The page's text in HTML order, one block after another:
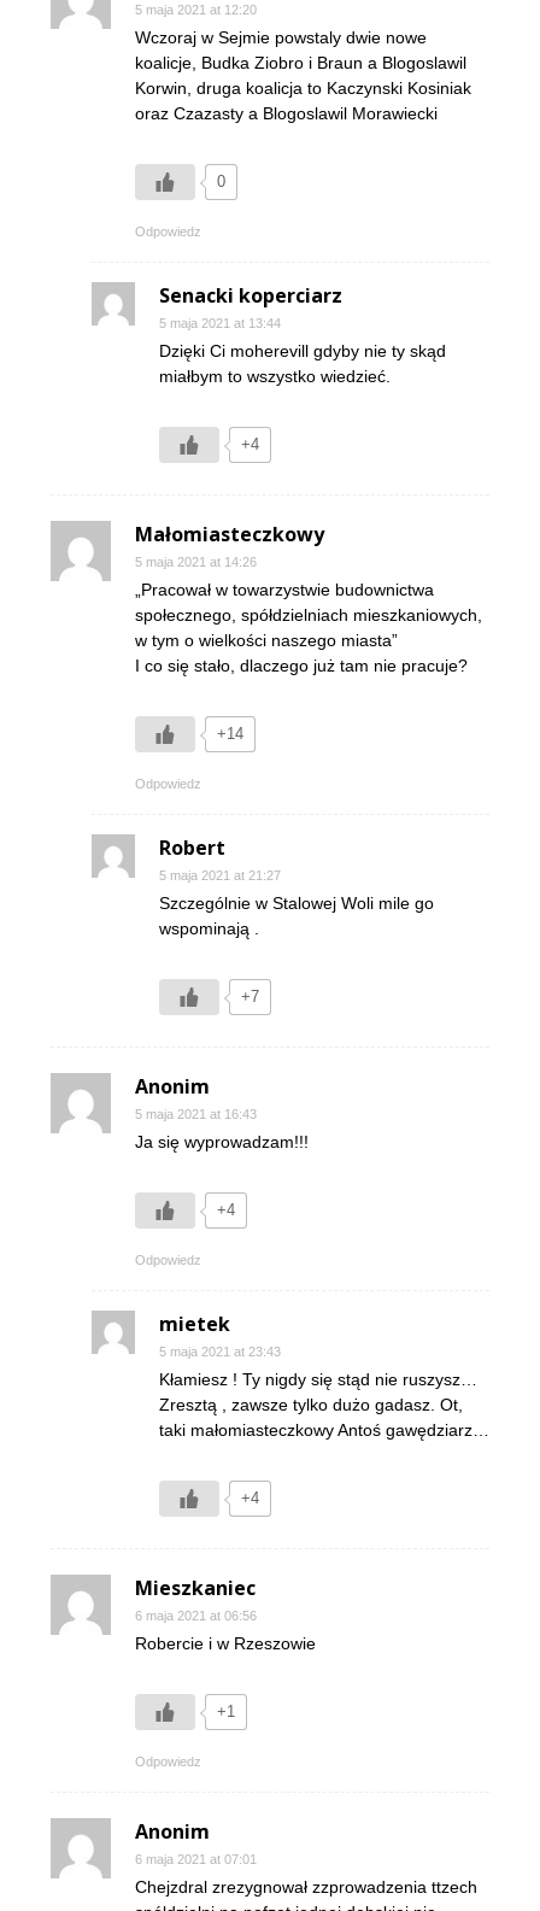
5 maja 2021 at 12:20
Wczoraj w Sejmie powstaly dwie nowe
koalicje, Budka Ziobro i Braun a Blogoslawil
Korwin, druga koalicja to Kaczynski Kosiniak
oraz Czazasty a Blogoslawil Morawiecki
0
Odpowiedz
Senacki koperciarz
5 maja 2021 at 13:44
Dzięki Ci moherevill gdyby nie ty skąd
miałbym to wszystko wiedzieć.
+4
Małomiasteczkowy
5 maja 2021 at 14:26
„Pracował w towarzystwie budownictwa
społecznego, spółdzielniach mieszkaniowych,
w tym o wielkości naszego miasta”
I co się stało, dlaczego już tam nie pracuje?
+14
Odpowiedz
Robert
5 maja 2021 at 21:27
Szczególnie w Stalowej Woli mile go
wspominają .
+7
Anonim
5 maja 2021 at 16:43
Ja się wyprowadzam!!!
+4
Odpowiedz
mietek
5 maja 2021 at 23:43
Kłamiesz ! Ty nigdy się stąd nie ruszysz…
Zresztą , zawsze tylko dużo gadasz. Ot,
taki małomiasteczkowy Antoś gawędziarz…
+4
Mieszkaniec
6 maja 2021 at 06:56
Robercie i w Rzeszowie
+1
Odpowiedz
Anonim
6 maja 2021 at 07:01
Chejzdral zrezygnował zzprowadzenia ttzech